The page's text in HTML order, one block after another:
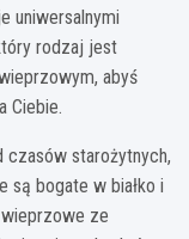
uniwersalnymi
rodzaj jest
abyś
Ciebie.
czasów starożytnych,
są bogate w białko i
wieprzowe ze